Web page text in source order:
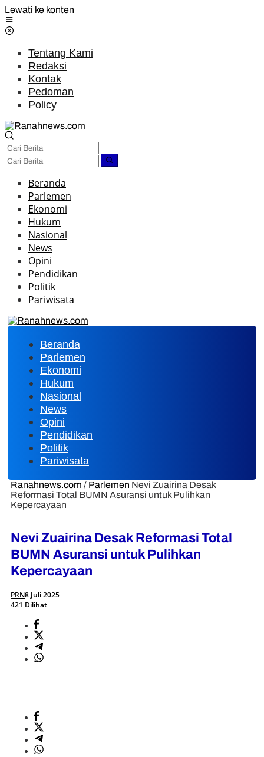
Lewati ke konten
Tentang Kami
Redaksi
Kontak
Pedoman
Policy
Beranda
Parlemen
Ekonomi
Hukum
Nasional
News
Opini
Pendidikan
Politik
Pariwisata
Beranda
Parlemen
Ekonomi
Hukum
Nasional
News
Opini
Pendidikan
Politik
Pariwisata
Ranahnews.com / Parlemen Nevi Zuairina Desak
Reformasi Total BUMN Asuransi untuk Pulihkan
Kepercayaan
Nevi Zuairina Desak Reformasi Total
BUMN Asuransi untuk Pulihkan
Kepercayaan
PRN8 Juli 2025
421 Dilihat